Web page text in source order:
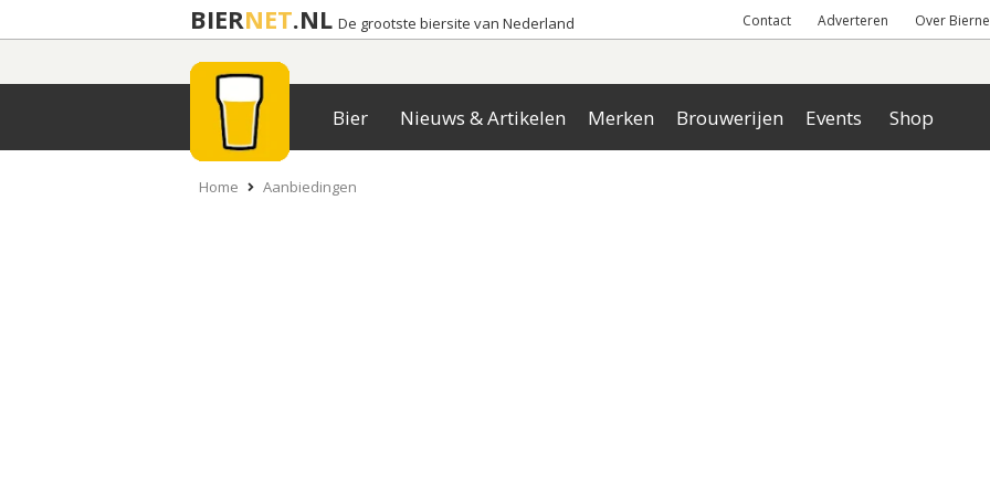
BIERNET.NL De grootste biersite van Nederland Contact Adverteren Over
Bier Nieuws & Artikelen Merken Brouwerijen Events Shop
Home Aanbiedingen